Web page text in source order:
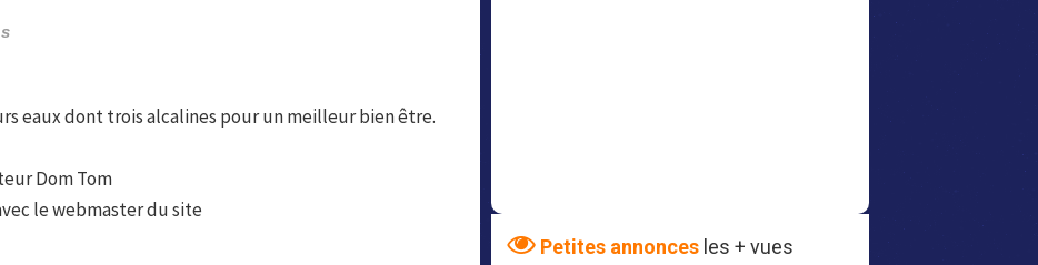
eaux dont trois alcalines pour un meilleur bien être.
Dom Tom
le webmaster du site
Petites annonces les + vues